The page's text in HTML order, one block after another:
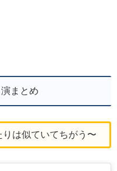
まとめ
は似ていてちがう〜